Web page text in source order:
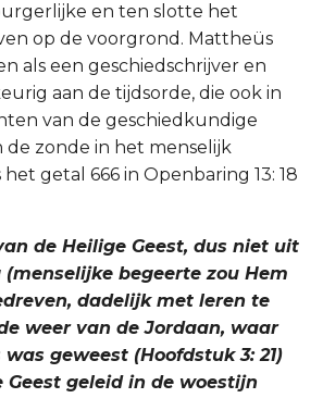
en ten slotte het
op de voorgrond. Mattheüs
als een geschiedschrijver en
aan de tijdsorde, die ook in
van de geschiedkundige
zonde in het menselijk
getal 666 in Openbaring 13: 18
de Heilige Geest, dus niet uit
begeerte zou Hem
dadelijk met leren te
weer van de Jordaan, waar
geweest (Hoofdstuk 3: 21)
Geest geleid in de woestijn